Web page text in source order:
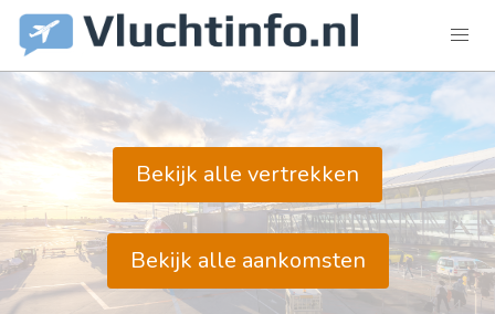
Bekijk alle vertrekken
Bekijk alle aankomsten